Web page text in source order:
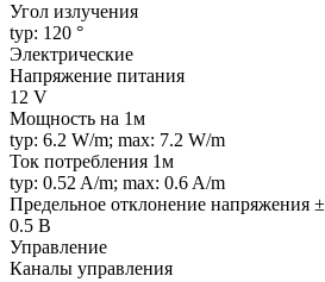
Угол излучения
typ: 120 °
Электрические
Напряжение питания
12 V
Мощность на 1м
typ: 6.2 W/m; max: 7.2 W/m
Ток потребления 1м
typ: 0.52 A/m; max: 0.6 A/m
Предельное отклонение напряжения ±
0.5 В
Управление
Каналы управления